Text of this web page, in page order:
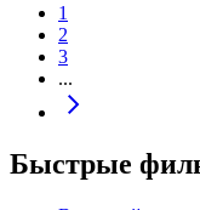
1
2
3
...
Быстрые